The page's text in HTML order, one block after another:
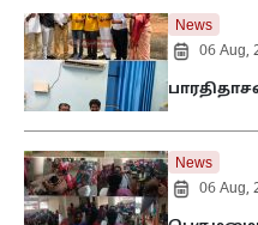
News
06 Aug,
News
06 Aug,